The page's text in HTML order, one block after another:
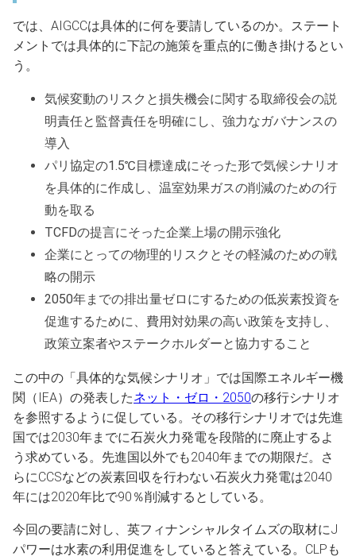
では、AIGCCは具体的に何を要請しているのか。ステート
メントでは具体的に下記の施策を重点的に働き掛けるとい
う。
気候変動のリスクと損失機会に関する取締役会の説
明責任と監督責任を明確にし、強力なガバナンスの
導入
パリ協定の1.5℃目標達成にそった形で気候シナリオ
を具体的に作成し、温室効果ガスの削減のための行
動を取る
TCFDの提言にそった企業上場の開示強化
企業にとっての物理的リスクとその軽減のための戦
略の開示
2050年までの排出量ゼロにするための低炭素投資を
促進するために、費用対効果の高い政策を支持し、
政策立案者やステークホルダーと協力すること
この中の「具体的な気候シナリオ」では国際エネルギー機
関（IEA）の発表したネット・ゼロ・2050の移行シナリオ
を参照するように促している。その移行シナリオでは先進
国では2030年までに石炭火力発電を段階的に廃止するよ
う求めている。先進国以外でも2040年までの期限だ。さ
らにCCSなどの炭素回収を行わない石炭火力発電は2040
年には2020年比で90％削減するとしている。
今回の要請に対し、英フィナンシャルタイムズの取材にJ
パワーは水素の利用促進をしていると答えている。CLPも